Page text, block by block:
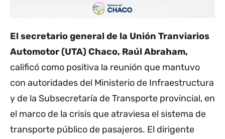
El secretario general de la Unión Tranviarios
Automotor (UTA) Chaco, Raúl Abraham,
calificó como positiva la reunión que mantuvo
con autoridades del Ministerio de Infraestructura
y de la Subsecretaría de Transporte provincial, en
el marco de la crisis que atraviesa el sistema de
transporte público de pasajeros. El dirigente